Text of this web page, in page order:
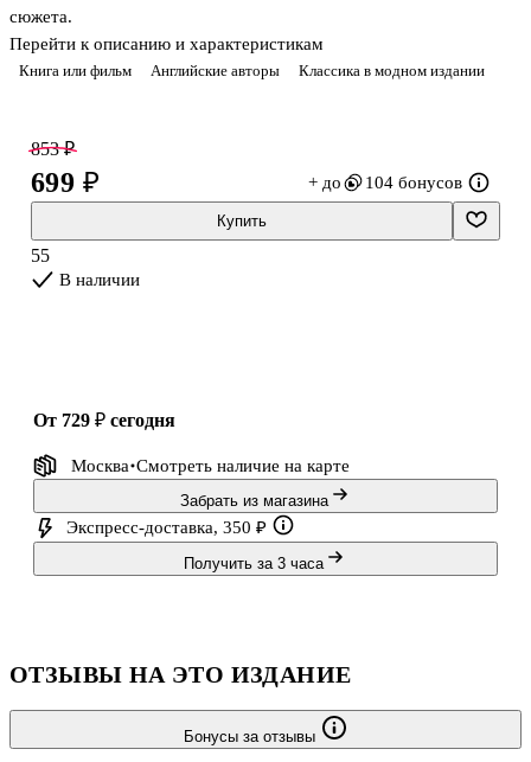
Книга или фильм Английские авторы Классика в модном издании
сюжета.
«Эмма» — самое едкое, самое точное и саркастичное из
произведений писательницы, оно же — последнее, увидевшее
есть — хороший дом, любящий отец, состояние, нет только
мужа. Но она и не торопится замуж, предпочитая устраивать
судьбы своих подруг и знакомых и тем самым порой попадая
впросак. При этом, занимаясь чужой личной жизнью, Эмма чуть
не проглядела собственное сча
Перейти к описанию и характеристикам
853 ₽
699 ₽ + до 104 бонусов
Купить
55
В наличии
от 729 ₽ сегодня
Москва Смотреть наличие на карте
Забрать из магазина
Экспресс-доставка, 350 ₽
Получить за 3 часа
ОТЗЫВЫ НА ЭТО ИЗДАНИЕ
Бонусы за отзывы